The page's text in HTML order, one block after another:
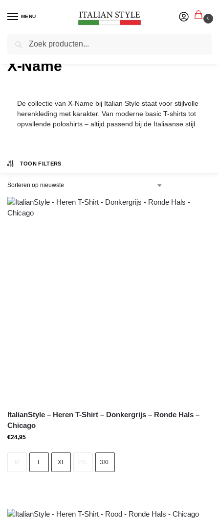
MENU 0
Home Productmerken / X-Name
X-Name
De collectie van X-Name bij Italian Style staat voor stijlvolle
herenkleding met karakter. Van moderne basic T-shirts tot
opvallende poloshirts – altijd passend bij de Italiaanse stijl.
TOON FILTERS
ItalianStyle – Heren T-Shirt – Donkergrijs – Ronde Hals –
Chicago
€24,95
L XL 3XL